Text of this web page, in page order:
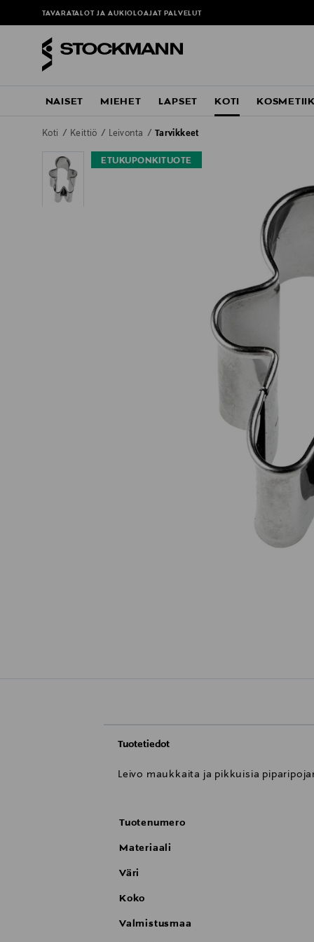
TAVARATALOT JA AUKIOLOAJAT PALVELUT
NAISET MIEHET LAPSET KOTI
Koti Keittiö Leivonta Tarvikkeet
ETUKUPONKITUOTE
Tuotetiedot
Leivo maukkaita ja pikkuisia
Tuotenumero
Materiaali
Väri
Koko
Valmistusmaa